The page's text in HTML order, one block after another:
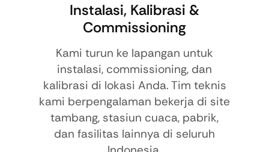
Instalasi, Kalibrasi &
Commissioning
Kami turun ke lapangan untuk
instalasi, commissioning, dan
kalibrasi di lokasi Anda. Tim teknis
kami berpengalaman bekerja di site
tambang, stasiun cuaca, pabrik,
dan fasilitas lainnya di seluruh